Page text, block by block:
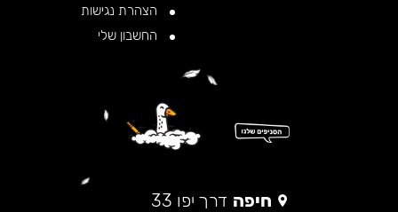
הצהרת נגישות
החשבון שלי
חיפה דרך יפו 33